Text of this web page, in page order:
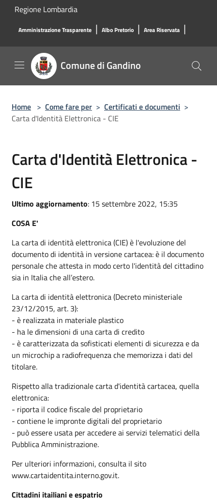
Salta al contenuto principale
Regione Lombardia
Amministrazione Trasparente | Albo Pretorio | Area Riservata |
Comune di Gandino
Home > Come fare per > Certificati e documenti >
Carta d'Identità Elettronica - CIE
Carta d'Identità Elettronica -
CIE
Ultimo aggiornamento: 15 settembre 2022, 15:35
COSA E'
La carta di identità elettronica (CIE) è l'evoluzione del
documento di identità in versione cartacea: è il documento
personale che attesta in modo certo l'identità del cittadino
sia in Italia che all’estero.
La carta di identità elettronica (Decreto ministeriale
23/12/2015, art. 3):
- è realizzata in materiale plastico
- ha le dimensioni di una carta di credito
- è caratterizzata da sofisticati elementi di sicurezza e da
un microchip a radiofrequenza che memorizza i dati del
titolare.
Rispetto alla tradizionale carta d'identità cartacea, quella
elettronica:
- riporta il codice fiscale del proprietario
- contiene le impronte digitali del proprietario
- può essere usata per accedere ai servizi telematici della
Pubblica Amministrazione.
Per ulteriori informazioni, consulta il sito
www.cartaidentita.interno.gov.it.
Cittadini itailiani e espatrio